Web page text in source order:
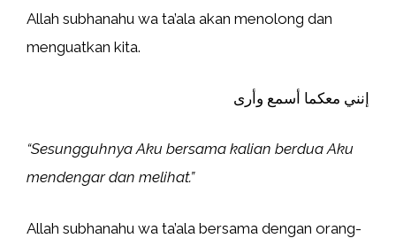
Allah subhanahu wa ta’ala akan menolong dan
menguatkan kita.
إنني معكما أسمع وأرى
“Sesungguhnya Aku bersama kalian berdua Aku
mendengar dan melihat.”
Allah subhanahu wa ta’ala bersama dengan orang-